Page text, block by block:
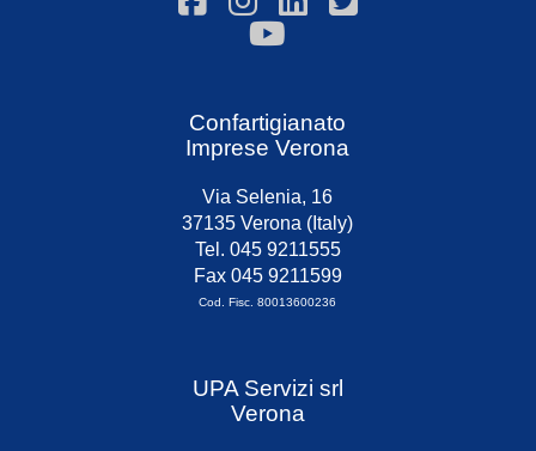
Confartigianato
Imprese Verona
Via Selenia, 16
37135 Verona (Italy)
Tel. 045 9211555
Fax 045 9211599
Cod. Fisc. 80013600236
UPA Servizi srl
Verona